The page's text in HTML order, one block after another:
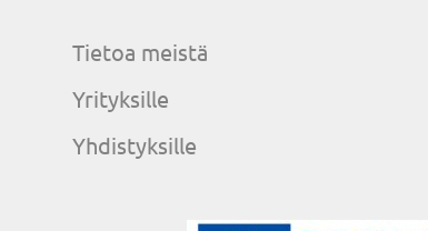
Tietoa meistä
Yrityksille
Yhdistyksille